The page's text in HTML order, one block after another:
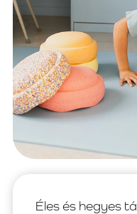
Éles és hegyes